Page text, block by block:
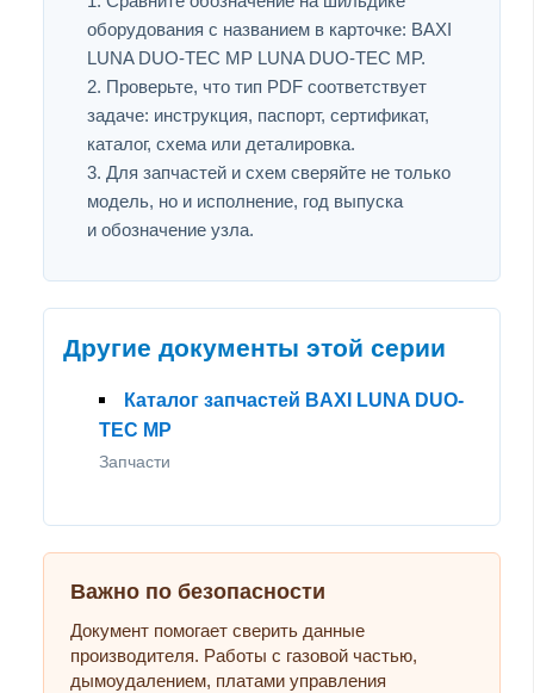
оборудования с названием в карточке: BAXI
LUNA DUO-TEC MP LUNA DUO-TEC MP.
Проверьте, что тип PDF соответствует
задаче: инструкция, паспорт, сертификат,
каталог, схема или деталировка.
Для запчастей и схем сверяйте не только
модель, но и исполнение, год выпуска
и обозначение узла.
Другие документы этой серии
Каталог запчастей BAXI LUNA DUO-
TEC MP
Запчасти
Важно по безопасности
Документ помогает сверить данные
производителя. Работы с газовой частью,
дымоудалением, платами управления